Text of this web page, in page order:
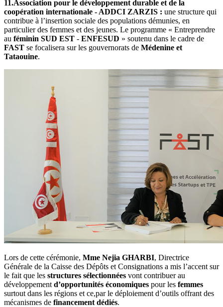
11.Association pour le développement durable et de la
coopération internationale - ADDCI ZARZIS : une structure qui
contribue à l’insertion sociale des populations démunies, en
particulier des femmes et des jeunes. Le programme « Entreprendre
au féminin SUD EST - ENFESUD » soutenu dans le cadre de
FAST se focalisera sur les gouvernorats de Médenine et
Tataouine.
Lors de cette cérémonie, Mme Nejia GHARBI, Directrice
Générale de la Caisse des Dépôts et Consignations a mis l’accent sur
le fait que les structures sélectionnées vont contribuer au
développement d’opportunités économiques pour les femmes
surtout dans les régions et ce,par le déploiement d’outils offrant des
mécanismes de financement dédiés.